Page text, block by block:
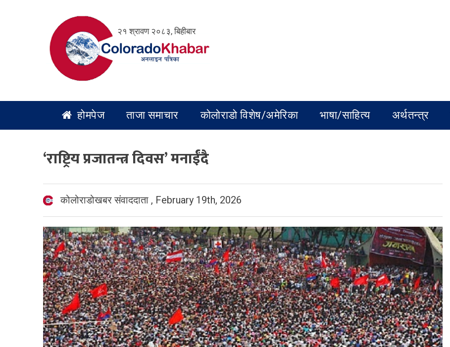
२१ श्रावण २०८३, बिहीबार
होमपेज ताजा समाचार कोलोराडो विशेष/अमेरिका भाषा/साहित्य अर्थतन्त्र
‘राष्ट्रिय प्रजातन्त्र दिवस’ मनाईंदै
कोलोराडोखबर संवाददाता , February 19th, 2026